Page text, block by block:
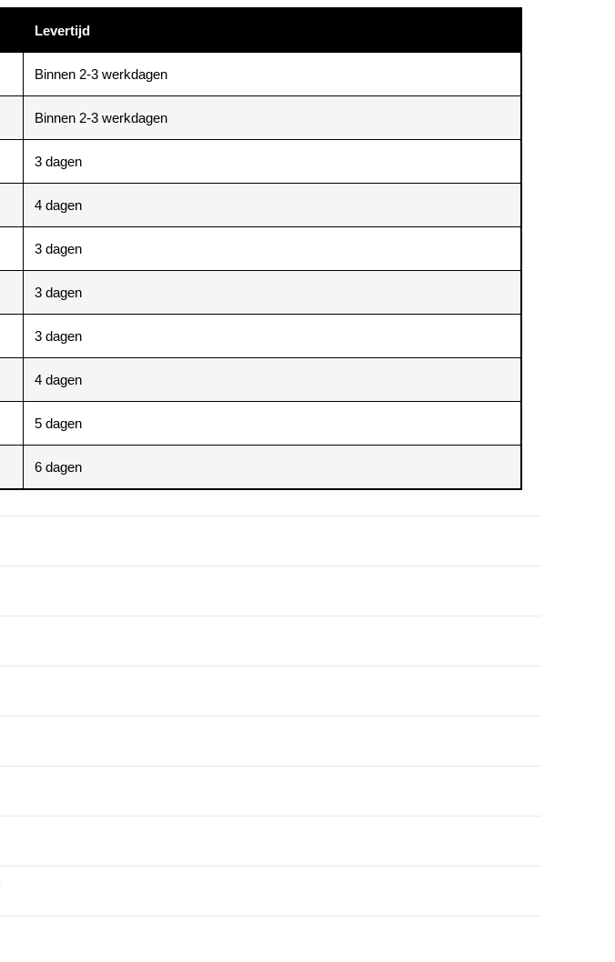
Levertijd
Binnen 2-3 werkdagen
Binnen 2-3 werkdagen
3 dagen
4 dagen
3 dagen
3 dagen
3 dagen
4 dagen
5 dagen
6 dagen